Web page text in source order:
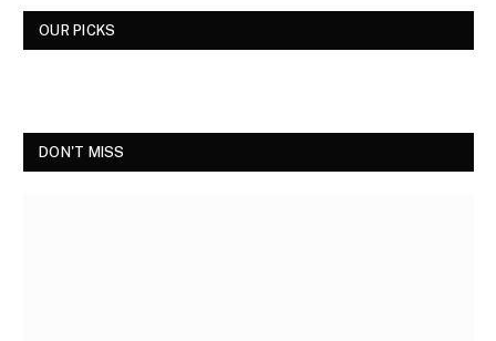
OUR PICKS
DON'T MISS